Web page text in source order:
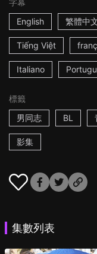
字幕
English
繁體中
Tiếng Việt
Italiano
標籤
男同志
BL
影集
集數列表